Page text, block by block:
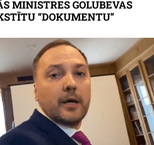
MINISTRES GOLUBEVAS
“DOKUMENTU”